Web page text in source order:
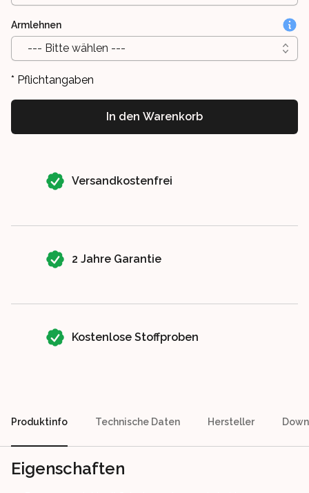
Armlehnen
--- Bitte wählen ---
* Pflichtangaben
In den Warenkorb
Versandkostenfrei
2 Jahre Garantie
Kostenlose Stoffproben
Produktinfo Technische Daten Hersteller
Eigenschaften